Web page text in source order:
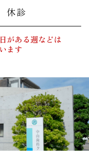
休診
がある週などは
ます